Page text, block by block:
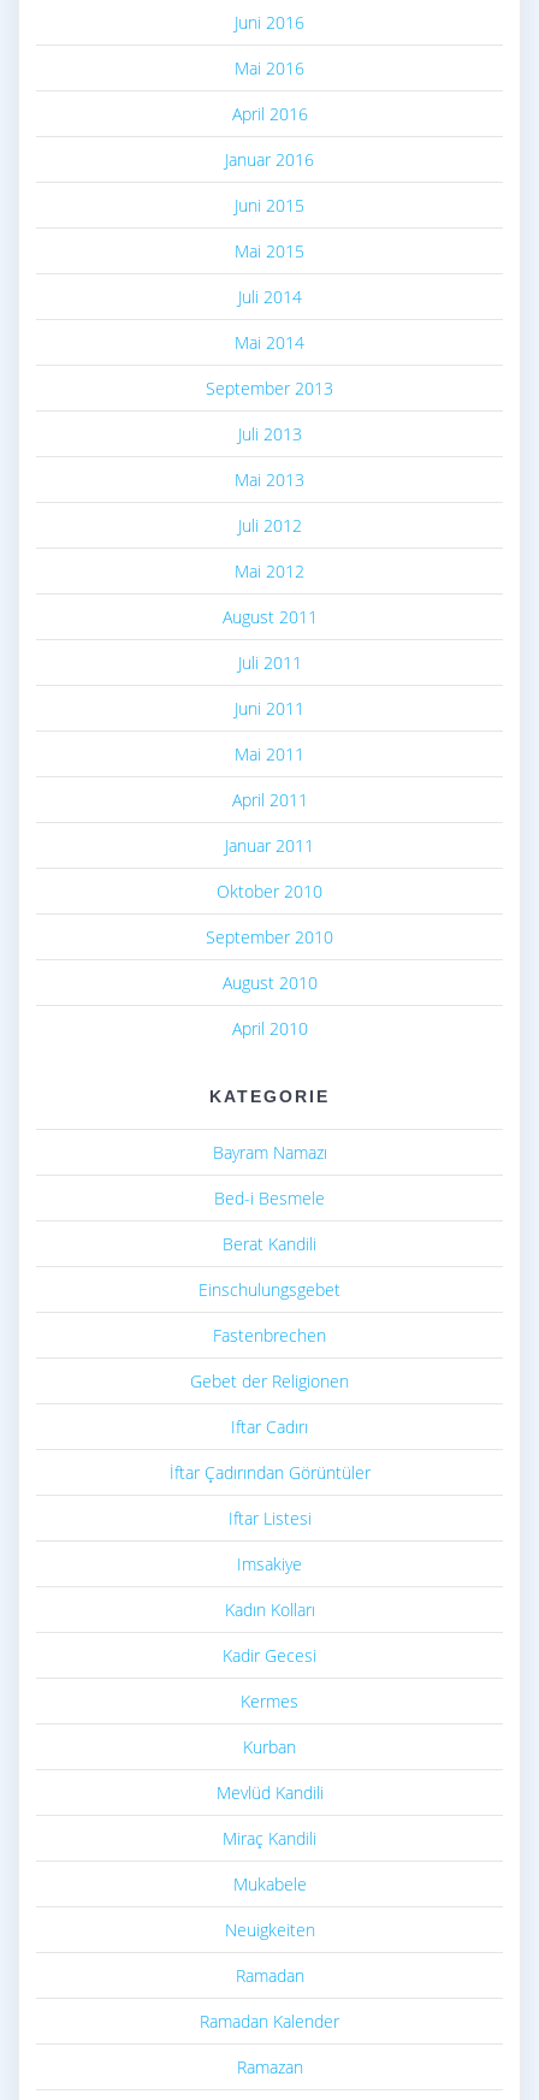
Juni 2016
Mai 2016
April 2016
Januar 2016
Juni 2015
Mai 2015
Juli 2014
Mai 2014
September 2013
Juli 2013
Mai 2013
Juli 2012
Mai 2012
August 2011
Juli 2011
Juni 2011
Mai 2011
April 2011
Januar 2011
Oktober 2010
September 2010
August 2010
April 2010
KATEGORIE
Bayram Namazı
Bed-i Besmele
Berat Kandili
Einschulungsgebet
Fastenbrechen
Gebet der Religionen
Iftar Cadırı
İftar Çadırından Görüntüler
Iftar Listesi
Imsakiye
Kadın Kolları
Kadir Gecesi
Kermes
Kurban
Mevlüd Kandili
Miraç Kandili
Mukabele
Neuigkeiten
Ramadan
Ramadan Kalender
Ramazan